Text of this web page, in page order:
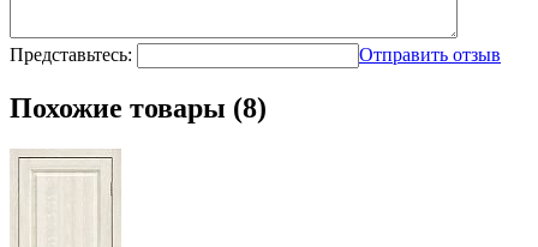
Представьтесь: Отправить отзыв
Похожие товары (8)